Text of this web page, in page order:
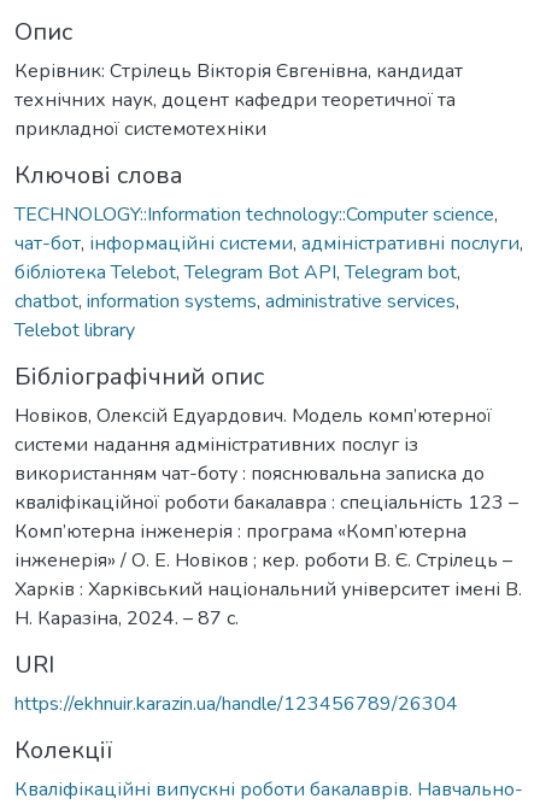
Опис
Керівник: Стрілець Вікторія Євгенівна, кандидат
технічних наук, доцент кафедри теоретичної та
прикладної системотехніки
Ключові слова
TECHNOLOGY::Information technology::Computer science,
чат-бот, інформаційні системи, адміністративні послуги,
бібліотека Telebot,Telegram Bot API,Telegram bot,
chatbot, information systems, administrative services,
Telebot library
Бібліографічний опис
Новіков, Олексій Едуардович. Модель комп’ютерної
системи надання адміністративних послуг із
використанням чат-боту : пояснювальна записка до
кваліфікаційної роботи бакалавра : спеціальність 123 –
Комп’ютерна інженерія : програма «Комп’ютерна
інженерія» / О. Е. Новіков ; кер. роботи В. Є. Стрілець –
Харків : Харківський національний університет імені В.
Н. Каразіна, 2024. – 87 с.
URI
https://ekhnuir.karazin.ua/handle/123456789/26304
Колекції
Кваліфікаційні випускні роботи бакалаврів. Навчально-